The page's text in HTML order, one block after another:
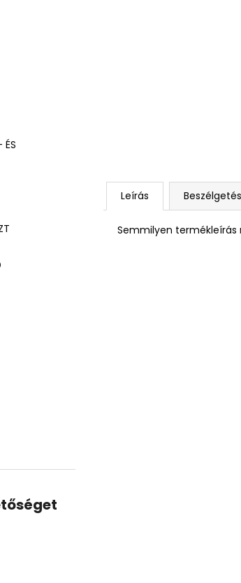
ÉS
Leírás Beszélgetés
Semmilyen termékleírás